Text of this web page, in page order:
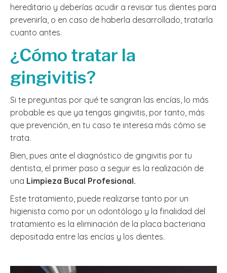
hereditario y deberías acudir a revisar tus dientes para
prevenirla, o en caso de haberla desarrollado, tratarla
cuanto antes.
¿Cómo tratar la
gingivitis?
Si te preguntas por qué te sangran las encías, lo más
probable es que ya tengas gingivitis, por tanto, más
que prevención, en tu caso te interesa más cómo se
trata.
Bien, pues ante el diagnóstico de gingivitis por tu
dentista, el primer paso a seguir es la realización de
una Limpieza Bucal Profesional.
Este tratamiento, puede realizarse tanto por un
higienista como por un odontólogo y la finalidad del
tratamiento es la eliminación de la placa bacteriana
depositada entre las encías y los dientes.